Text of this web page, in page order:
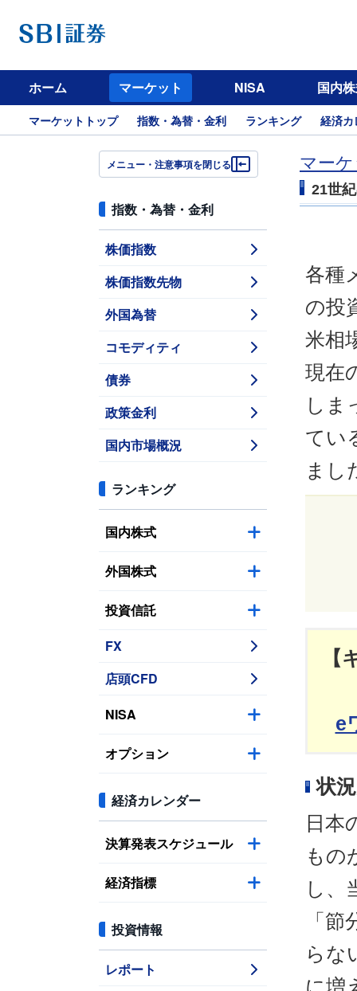
ホーム マーケット NISA 国内
マーケットトップ 指数・為替・金利 ランキング 経済
メニュー・注意事項を閉じる
指数・為替・金利
株価指数
株価指数先物
外国為替
コモディティ
債券
政策金利
国内市場概況
ランキング
国内株式
外国株式
投資信託
FX
店頭CFD
NISA
オプション
経済カレンダー
決算発表スケジュール
経済指標
投資情報
レポート
マー
21世
各種
の投
米相
現在
しま
てい
まし
e
状
日本
もの
し、
「
らな
に増